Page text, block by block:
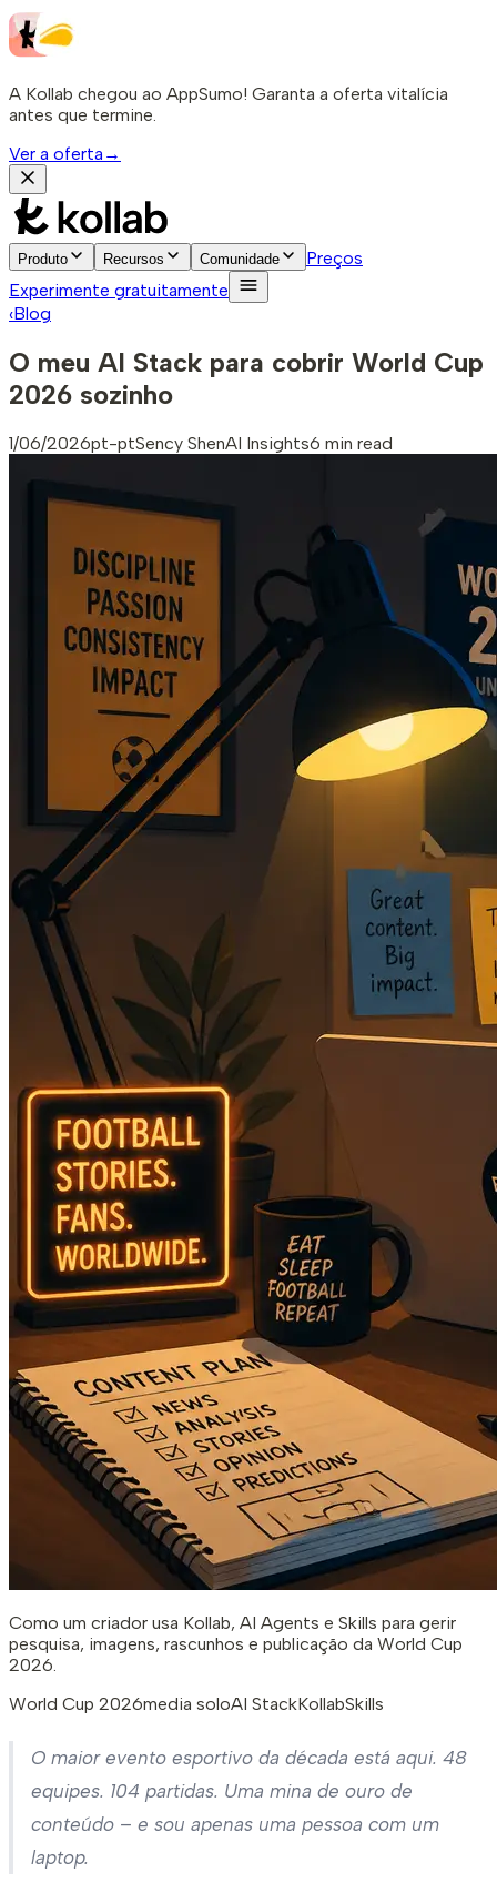
A Kollab chegou ao AppSumo! Garanta a oferta vitalícia
antes que termine.
Ver a oferta →
Produto Recursos Comunidade
Preços
Experimente gratuitamente
‹Blog
O meu AI Stack para cobrir World Cup
2026 sozinho
1/06/2026pt-ptSency ShenAI Insights6 min read
Como um criador usa Kollab, AI Agents e Skills para gerir
pesquisa, imagens, rascunhos e publicação da World Cup
2026.
World Cup 2026media soloAI StackKollabSkills
O maior evento esportivo da década está aqui. 48
equipes. 104 partidas. Uma mina de ouro de
conteúdo – e sou apenas uma pessoa com um
laptop.